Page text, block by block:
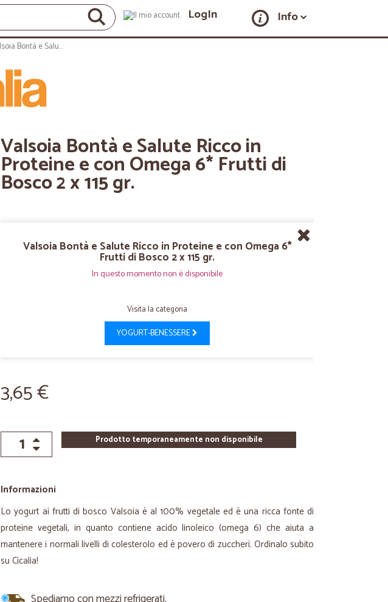
LogIn Info
Valsoia Bontà e Salute Ricco in Proteine e con Omega 6* Frutti di Bosco 2 x 115 gr.
Valsoia Bontà e Salute Ricco in
Proteine e con Omega 6* Frutti di
Bosco 2 x 115 gr.
Valsoia Bontà e Salute Ricco in Proteine e con Omega 6*
Frutti di Bosco 2 x 115 gr.
In questo momento non è disponibile
Visita la categoria
YOGURT-BENESSERE
3,65 €
Prodotto temporaneamente non disponibile
Informazioni
Lo yogurt ai frutti di bosco Valsoia è al 100% vegetale ed è una ricca fonte di
proteine vegetali, in quanto contiene acido linoleico (omega 6) che aiuta a
mantenere i normali livelli di colesterolo ed è povero di zuccheri. Ordinalo subito
su Cicalia!